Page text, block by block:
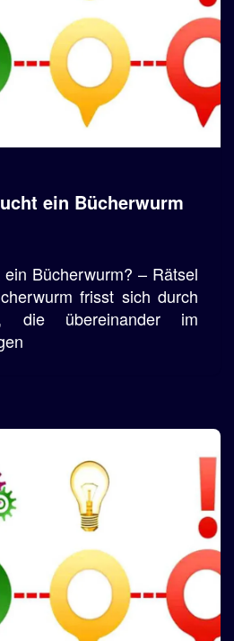
ein Bücherwurm
Bücherwurm? – Rätsel
frisst sich durch
die übereinander im